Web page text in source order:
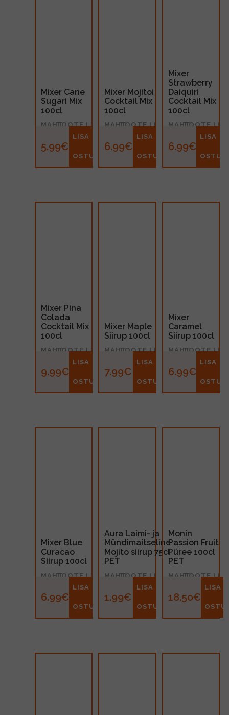
Mixer Cane
Sugari Mix
100cl
MAHTTOOTE LIIK
Siirup
5.99€
LISA
OSTUKORVI
Mixer Mojitoi
Cocktail Mix
100cl
MAHTTOOTE LIIK
kokteilipõhi
6.99€
LISA
OSTUKORVI
Mixer
Strawberry
Daiquiri
Cocktail Mix
100cl
MAHTTOOTE LIIK
kokteilipõhi
6.99€
LISA
Mixer Pina
Colada
Cocktail Mix
100cl
MAHTTOOTE LIIK
kokteilipõhi
9.99€
LISA
OSTUKORVI
Mixer Maple
Siirup 100cl
MAHTTOOTE LIIK
Siirup
7.99€
LISA
OSTUKORVI
Mixer
Caramel
Siirup 100cl
MAHTTOOTE LIIK
Siirup
6.99€
LISA
Mixer Blue
Curacao
Siirup 100cl
MAHTTOOTE LIIK
Siirup
6.99€
LISA
OSTUKORVI
Aura Laimi- ja
Mündimaitseline
Mojito siirup 75cl
PET
MAHTTOOTE LIIK
Siirup
1.99€
LISA
OSTUKORVI
Monin
Passion Fruit
Püree 100cl
PET
MAHTTOOTE LIIK
Siirup
18.50€
LISA